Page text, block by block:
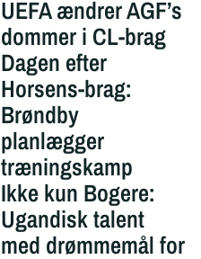
UEFA ændrer AGF’s
dommer i CL-brag
Dagen efter
Horsens-brag:
Brøndby
planlægger
træningskamp
Ikke kun Bogere:
Ugandisk talent
med drømmemål for